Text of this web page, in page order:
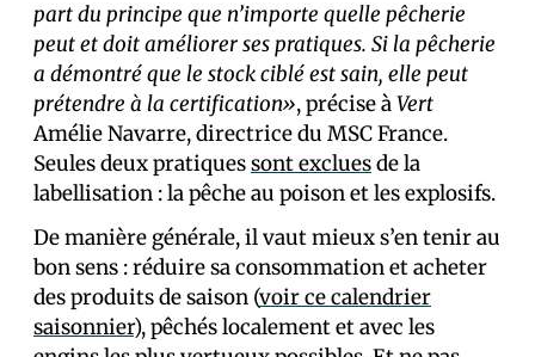
part du principe que n’importe quelle pêcherie
peut et doit améliorer ses pratiques. Si la pêcherie
a démontré que le stock ciblé est sain, elle peut
prétendre à la certification», précise àVert
Amélie Navarre, directrice du MSC France.
Seules deux pratiquessont excluesde la
labellisation : la pêche au poison et les explosifs.
De manière générale, il vaut mieux s’en tenir au
bon sens : réduire sa consommation et acheter
des produits de saison (voir ce calendrier
saisonnier), pêchés localement et avec les